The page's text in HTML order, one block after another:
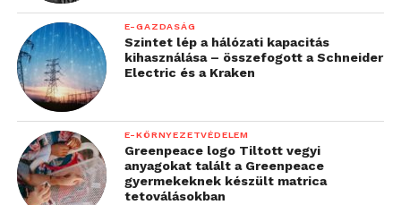
E-GAZDASÁG
Szintet lép a hálózati kapacitás
kihasználása – összefogott a Schneider
Electric és a Kraken
E-KÖRNYEZETVÉDELEM
Greenpeace logo Tiltott vegyi
anyagokat talált a Greenpeace
gyermekeknek készült matrica
tetoválásokban